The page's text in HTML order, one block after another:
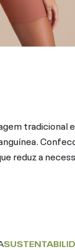
tradicional
reduz a